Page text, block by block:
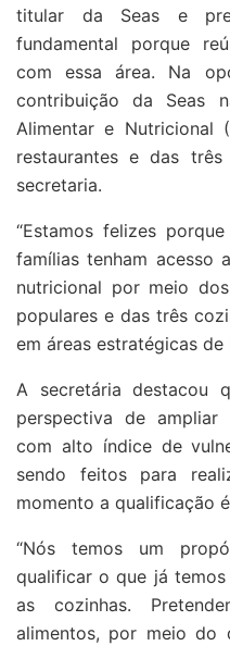
titular da Seas e
fundamental porque
com essa área. Na
contribuição da Seas
Alimentar e Nutricional
restaurantes e das três
secretaria.
“Estamos felizes
famílias tenham acesso
nutricional por meio
populares e das três
em áreas estratégicas de
A secretária destacou
perspectiva de ampliar
com alto índice de
sendo feitos para
momento a qualificação
“Nós temos um
qualificar o que já
as cozinhas.
alimentos, por meio do